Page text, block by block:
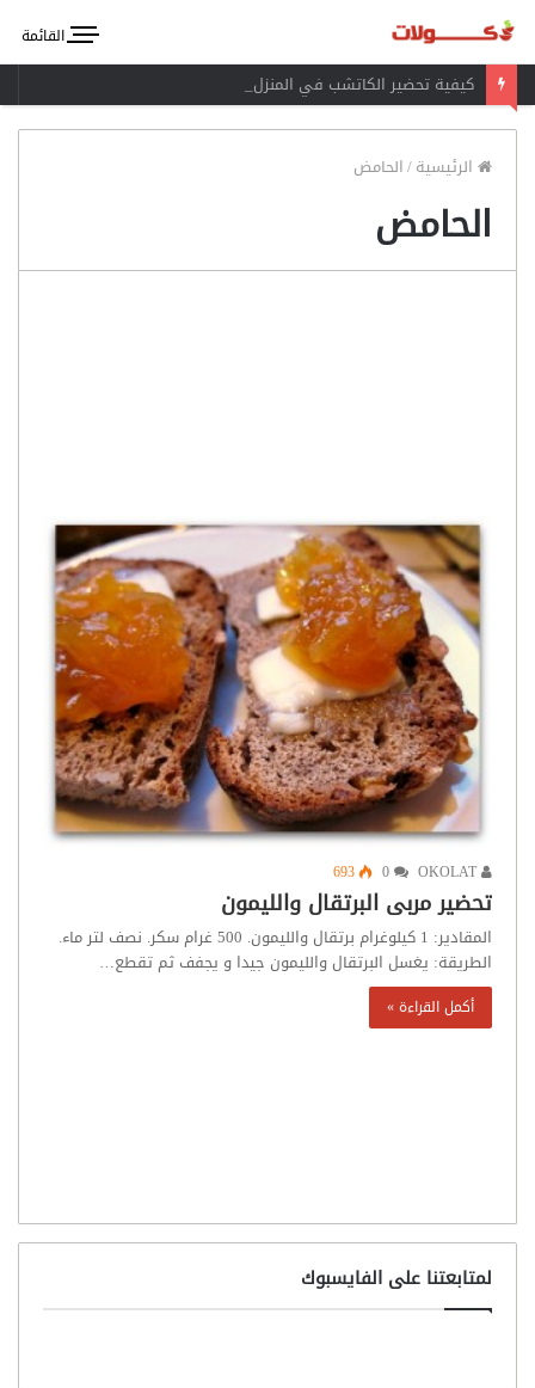
القائمة
كيفية تحضير الكاتشب في المنزل
الرئيسية/الحامض
الحامض
693
تحضير مربى البرتقال والليمون
المقادير: 1 كيلوغرام برتقال والليمون. 500 غرام سكر. نصف لتر ماء.
الطريقة: يغسل البرتقال والليمون جيدا و يجفف ثم تقطع…
أكمل القراءة »
لمتابعتنا على الفايسبوك